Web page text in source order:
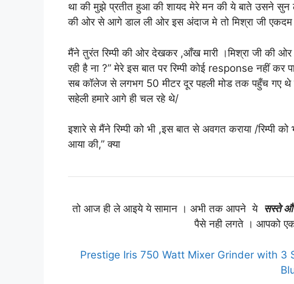
था की मुझे प्रतीत हुआ की शायद मेरे मन की ये बाते उसने
की ओर से आगे डाल ली ओर इस अंदाज मे तो मिश्रा जी
मैंने तुरंत रिम्पी की ओर देखकर ,आँख मारी ।मिश्रा जी की
रही है ना ?” मेरे इस बात पर रिम्पी कोई response नहीं
सब कॉलेज से लगभग 50 मीटर दूर पहली मोड तक पहुँच गए
सहेली हमारे आगे ही चल रहे थे/
इशारे से मैंने रिम्पी को भी ,इस बात से अवगत कराया /रिम्पी
आया की,” क्या
तो आज ही ले आइये ये सामान । अभी तक आपने ये सस्ते
पैसे नही लगते । आपको
Prestige Iris 750 Watt Mixer Grinder with 3